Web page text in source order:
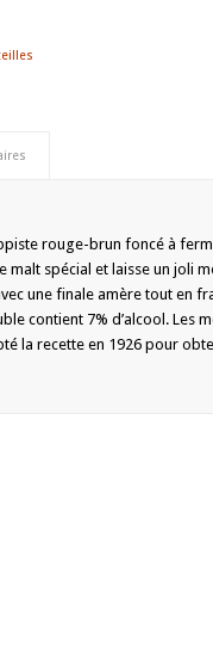
rouge-brun foncé à
malt spécial et laisse un joli
une finale amère tout en
contient 7% d’alcool. Les
la recette en 1926 pour